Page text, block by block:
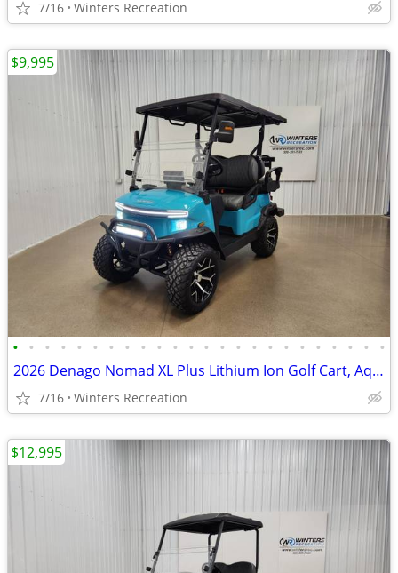
7/16 Winters Recreation
• • • • • • • • • • • • • • • • • • • • • • • •
2026 Denago Nomad XL Plus Lithium Ion Golf Cart, Aqua
7/16 Winters Recreation
$9,995
$12,995